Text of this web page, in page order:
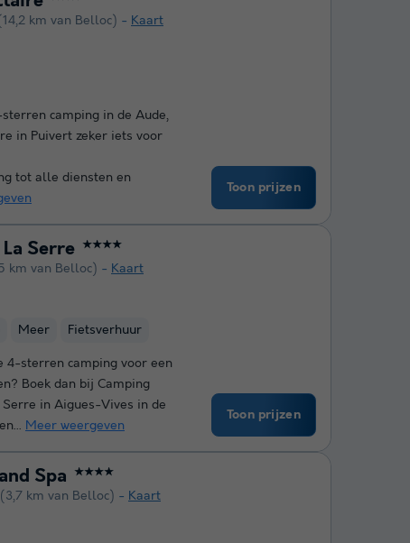
km van Belloc)
Kaart
camping in de Aude,
in Puivert zeker iets voor
tot alle diensten en
Toon prijzen
Serre ★★★★
km van Belloc)
Kaart
Meer Fietsverhuur
4-sterren camping voor een
Boek dan bij Camping
Serre in Aigues-Vives in de
Meer weergeven
Toon prijzen
Spa ★★★★
(3,7 km van Belloc)
Kaart